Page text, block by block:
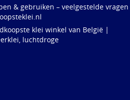
& gebruiken – veelgestelde vragen
klei winkel van België |
luchtdroge